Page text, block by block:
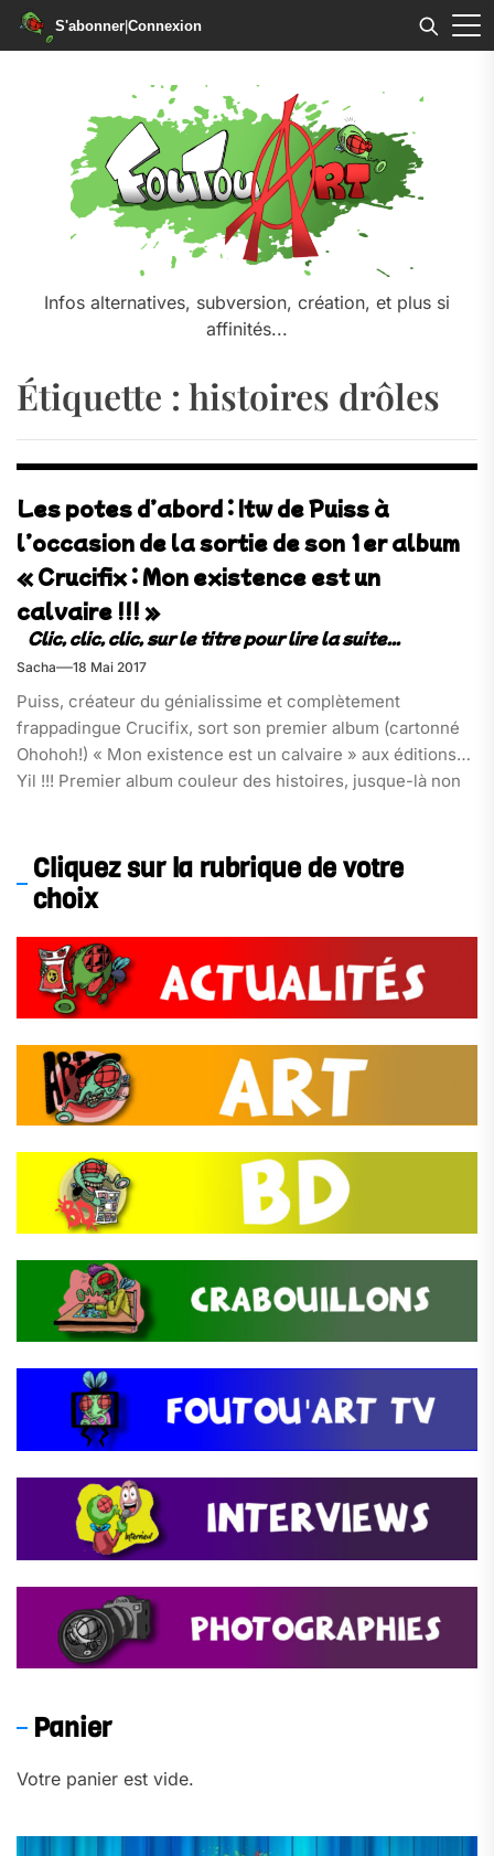
S'abonner|Connexion
Infos alternatives, subversion, création, et plus si
affinités...
Étiquette : histoires drôles
Les potes d’abord : Itw de Puiss à
l’occasion de la sortie de son 1er album
« Crucifix : Mon existence est un
calvaire !!! »
Sacha 18 Mai 2017
Puiss, créateur du génialissime et complètement
frappadingue Crucifix, sort son premier album (cartonné
Ohohoh!) « Mon existence est un calvaire » aux éditions
Yil !!! Premier album couleur des histoires, jusque-là non
d’humour noir et iconoclaste, tout en n’oubliant pas de
rajouter une pincée de critique sociale[…]
Cliquez sur la rubrique de votre
choix
Panier
Votre panier est vide.